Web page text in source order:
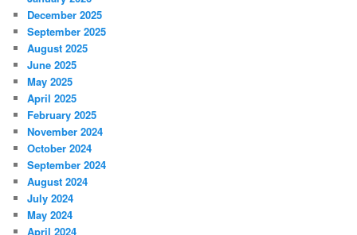
December 2025
September 2025
August 2025
June 2025
May 2025
April 2025
February 2025
November 2024
October 2024
September 2024
August 2024
July 2024
May 2024
April 2024